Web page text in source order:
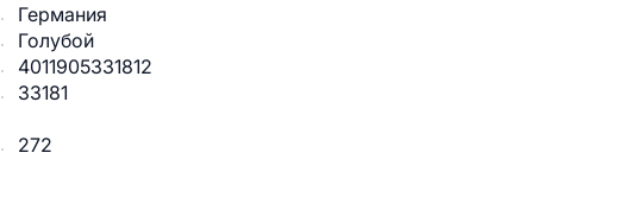
Германия
Голубой
4011905331812
33181
272